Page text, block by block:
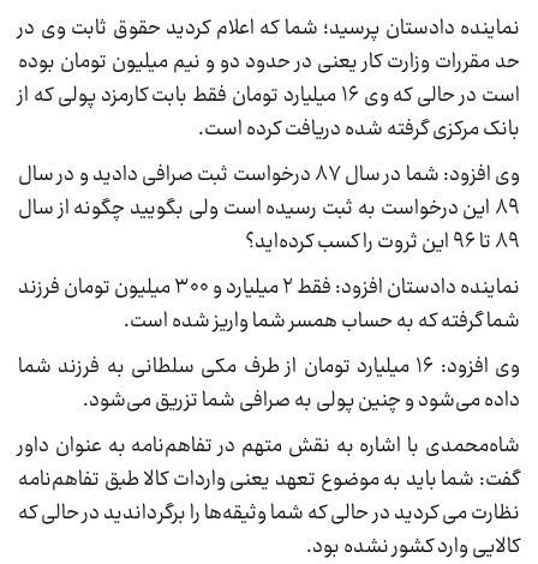
نماینده دادستان پرسید؛ شما که اعلام کردید حقوق ثابت وی در
حد مقررات وزارت کار یعنی در حدود دو و نیم میلیون تومان بوده
است در حالی که وی ۱۶ میلیارد تومان فقط بابت کارمزد پولی که از
بانک مرکزی گرفته شده دریافت کرده است.
وی افزود: شما در سال ۸۷ درخواست ثبت صرافی دادید و در سال
۸۹ این درخواست به ثبت رسیده است ولی بگویید چگونه از سال
۸۹ تا ۹۶ این ثروت را کسب کرده‌اید؟
نماینده دادستان افزود: فقط ۲ میلیارد و ۳۰۰ میلیون تومان فرزند
شما گرفته که به حساب همسر شما واریز شده است.
وی افزود: ۱۶ میلیارد تومان از طرف مکی سلطانی به فرزند شما
داده می‌شود و چنین پولی به صرافی شما تزریق می‌شود.
شاه‌محمدی با اشاره به نقش متهم در تفاهم‌نامه به عنوان داور
گفت: شما باید به موضوع تعهد یعنی واردات کالا طبق تفاهم‌نامه
نظارت می کردید در حالی که شما وثیقه‌ها را برگرداندید در حالی که
کالایی وارد کشور نشده بود.